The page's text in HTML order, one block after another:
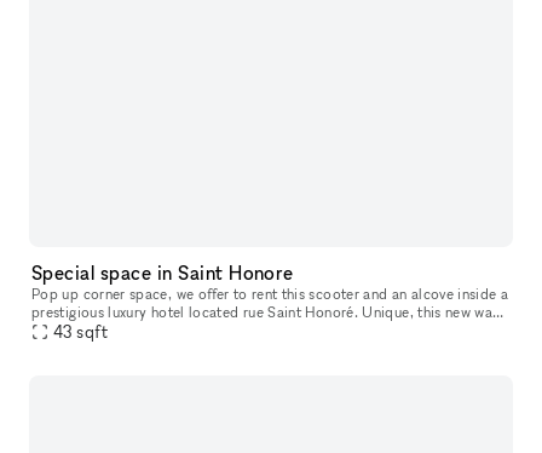
Special space in Saint Honore
Pop up corner space, we offer to rent this scooter and an alcove inside a
prestigious luxury hotel located rue Saint Honoré. Unique, this new way
of communication will allow you to benefit from the
43 sqft